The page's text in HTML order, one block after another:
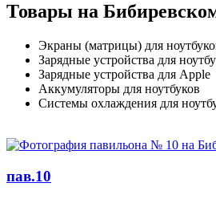
Товары на
Экраны (матрицы) для
Зарядные устройства для
Зарядные устройства для Apple
Аккумуляторы для ноутбуков
Системы охлаждения для
пав.10